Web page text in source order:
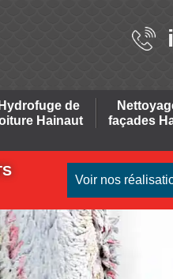
Hydrofuge de
Hainaut
façades
Voir nos